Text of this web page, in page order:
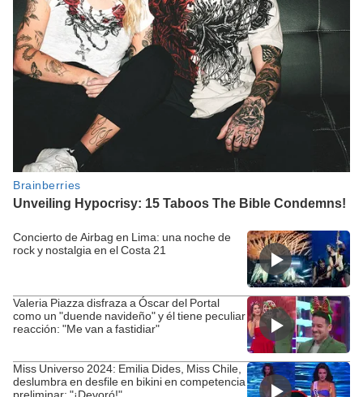
Concierto de Airbag en Lima: una noche de
rock y nostalgia en el Costa 21
Valeria Piazza disfraza a Óscar del Portal
como un "duende navideño" y él tiene peculiar
reacción: "Me van a fastidiar"
Miss Universo 2024: Emilia Dides, Miss Chile,
deslumbra en desfile en bikini en competencia